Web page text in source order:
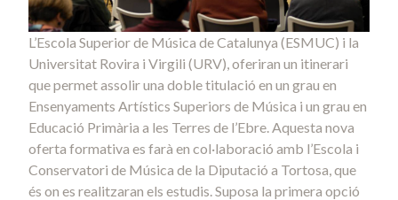
L’Escola Superior de Música de Catalunya (ESMUC) i la
Universitat Rovira i Virgili (URV), oferiran un itinerari
que permet assolir una doble titulació en un grau en
Ensenyaments Artístics Superiors de Música i un grau en
Educació Primària a les Terres de l’Ebre. Aquesta nova
oferta formativa es farà en col·laboració amb l’Escola i
Conservatori de Música de la Diputació a Tortosa, que
és on es realitzaran els estudis. Suposa la primera opció